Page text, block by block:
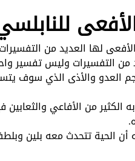
لها العديد من
من التفسيرات وليس تفسير
العدو والأذى الذي سوف
الكثير من الأفاعي والثعابين
أن الحية تتحدث معه بلين